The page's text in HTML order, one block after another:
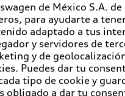
de México S.A.
para ayudarte a
adaptado a tus
y servidores de
y de
Puedes dar tu
tipo de cookie y
obligado a dar tu